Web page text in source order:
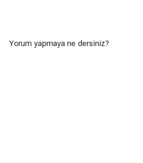
Yorum yapmaya ne dersiniz?